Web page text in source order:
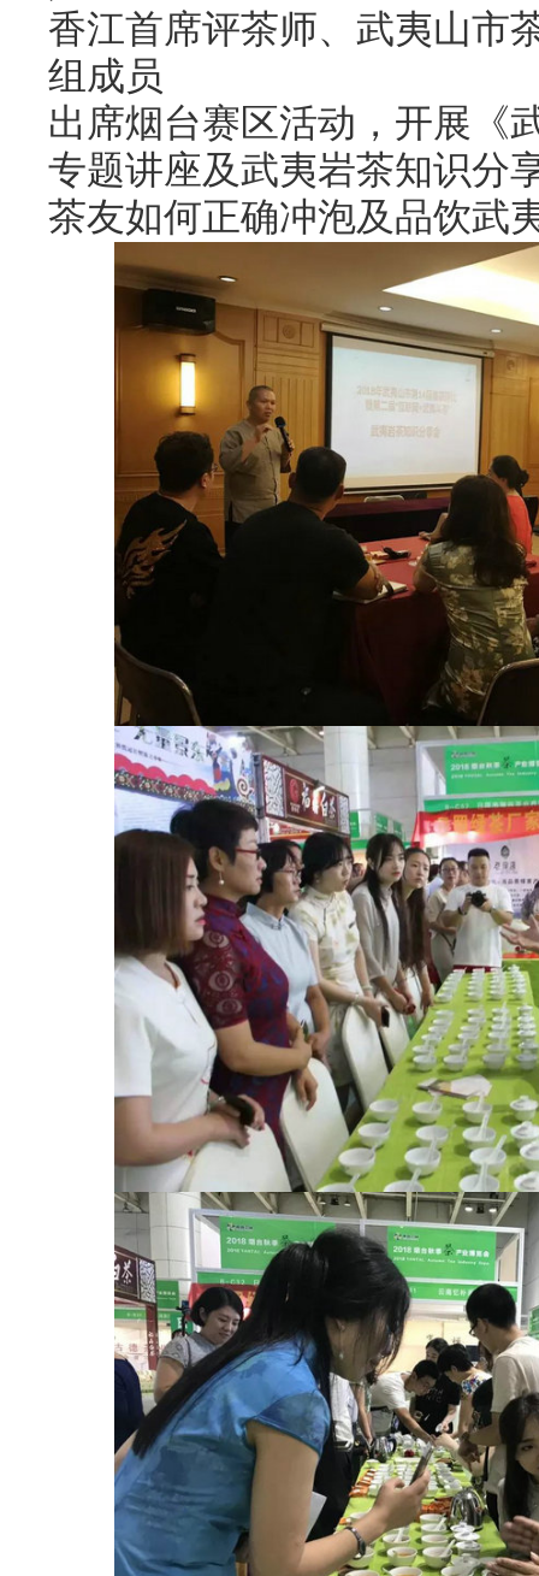
香江首席评茶师、武夷山市
组成员
出席烟台赛区活动，开展《
专题讲座及武夷岩茶知识分
茶友如何正确冲泡及品饮武